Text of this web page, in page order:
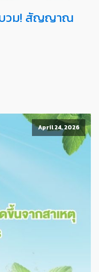
บวม! สัญญาณ
April 24, 2026